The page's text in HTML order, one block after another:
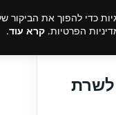
כדי להפוך את הביקור
הפרטיות. קרא עוד.
קניית רשיון Cloud linux לשרת